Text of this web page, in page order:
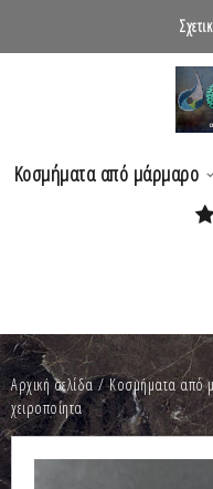
Κοσμήματα από μάρμαρο
Αρχική σελίδα/Κοσμήματα από
χειροποίητα